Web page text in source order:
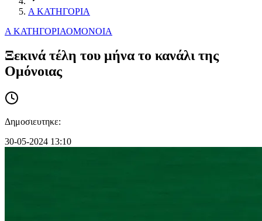
Α ΚΑΤΗΓΟΡΙΑ
Α ΚΑΤΗΓΟΡΙΑΟΜΟΝΟΙΑ
Ξεκινά τέλη του μήνα το κανάλι της
Ομόνοιας
Δημοσιευτηκε:
30-05-2024 13:10